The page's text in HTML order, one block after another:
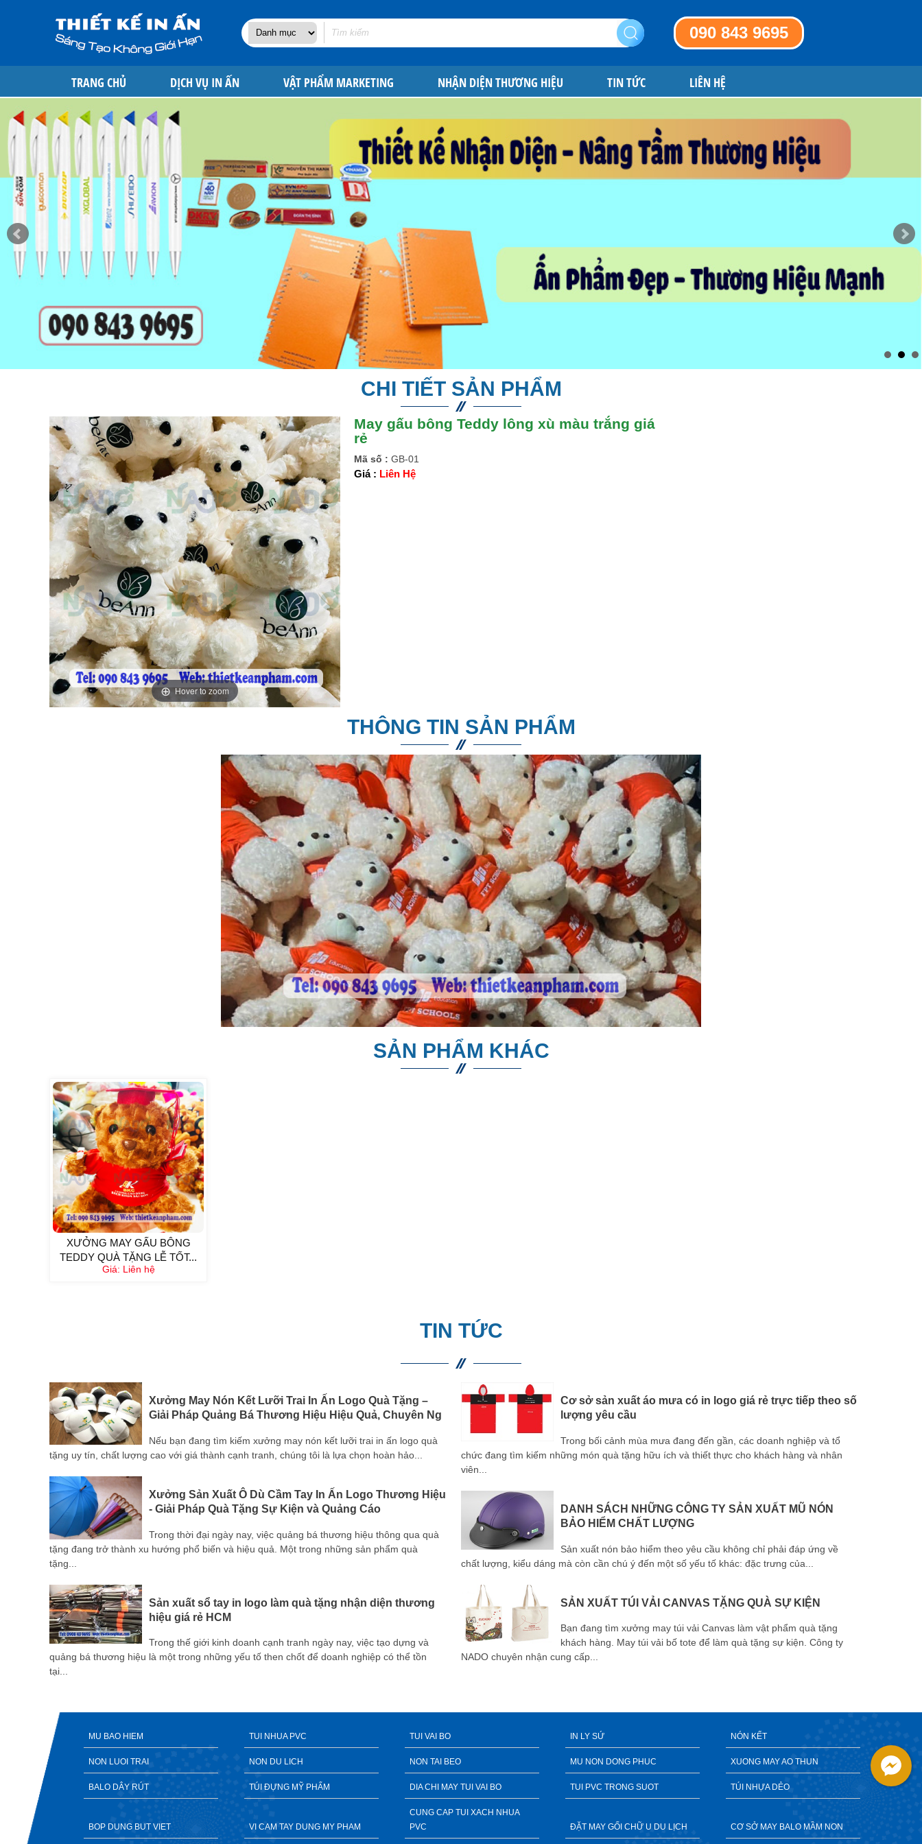
090 843 9695
TRANG CHỦ DỊCH VỤ IN ẤN VẬT PHẨM MARKETING NHẬN DIỆN THƯƠNG HIỆU TIN TỨC LIÊN HỆ
CHI TIẾT SẢN PHẨM
Hover to zoom
May gấu bông Teddy lông xù màu trắng giá
rẻ
Mã số : GB-01
Giá : Liên Hệ
THÔNG TIN SẢN PHẨM
SẢN PHẨM KHÁC
XƯỞNG MAY GẤU BÔNG
TEDDY QUÀ TẶNG LỄ TỐT...
Giá: Liên hệ
TIN TỨC
Xưởng May Nón Kết Lưỡi Trai In Ấn Logo Quà Tặng –
Giải Pháp Quảng Bá Thương Hiệu Hiệu Quả, Chuyên Ng
Nếu bạn đang tìm kiếm xưởng may nón kết lưỡi trai in ấn logo quà
tặng uy tín, chất lượng cao với giá thành cạnh tranh, chúng tôi là lựa chọn hoàn hảo...
Xưởng Sản Xuất Ô Dù Cầm Tay In Ấn Logo Thương Hiệu
- Giải Pháp Quà Tặng Sự Kiện và Quảng Cáo
Trong thời đại ngày nay, việc quảng bá thương hiệu thông qua quà
tặng đang trở thành xu hướng phổ biến và hiệu quả. Một trong những sản phẩm quà
tặng...
Sản xuất sổ tay in logo làm quà tặng nhận diện thương
hiệu giá rẻ HCM
Trong thế giới kinh doanh cạnh tranh ngày nay, việc tạo dựng và
quảng bá thương hiệu là một trong những yếu tố then chốt để doanh nghiệp có thể tồn
tại...
Cơ sở sản xuất áo mưa có in logo giá rẻ trực tiếp theo số
lượng yêu cầu
Trong bối cảnh mùa mưa đang đến gần, các doanh nghiệp và tổ
chức đang tìm kiếm những món quà tặng hữu ích và thiết thực cho khách hàng và nhân
viên...
DANH SÁCH NHỮNG CÔNG TY SẢN XUẤT MŨ NÓN
BẢO HIỂM CHẤT LƯỢNG
Sản xuất nón bảo hiểm theo yêu cầu không chỉ phải đáp ứng về
chất lượng, kiểu dáng mà còn cần chú ý đến một số yếu tố khác: đặc trưng của...
SẢN XUẤT TÚI VẢI CANVAS TẶNG QUÀ SỰ KIỆN
Bạn đang tìm xưởng may túi vải Canvas làm vật phẩm quà tặng
khách hàng. May túi vải bố tote để làm quà tặng sự kiện. Công ty
NADO chuyên nhận cung cấp...
MU BAO HIEM TUI NHUA PVC TUI VAI BO IN LY SỨ NÓN KẾT
NON LUOI TRAI NON DU LICH NON TAI BEO MU NON DONG PHUC XUONG MAY AO THUN
BALO DÂY RÚT TÚI ĐỰNG MỸ PHẨM DIA CHI MAY TUI VAI BO TUI PVC TRONG SUOT TÚI NHỰA DẺO
BOP DUNG BUT VIET VI CAM TAY DUNG MY PHAM
CUNG CAP TUI XACH NHUA
PVC
ĐẶT MAY GỐI CHỮ U DU LỊCH CƠ SỞ MAY BALO MẦM NON